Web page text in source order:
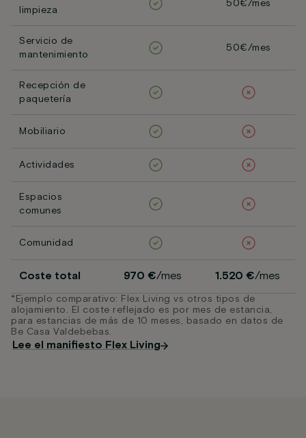
limpieza
50€/mes
Servicio de
mantenimiento
50€/mes
Recepción de
paquetería
Mobiliario
Actividades
Espacios
comunes
Comunidad
Coste total 970 €/mes 1.520 €/mes
*Ejemplo comparativo: Flex Living vs otros tipos de
alojamiento. El coste reflejado es por mes de estancia,
para estancias de más de 10 meses, basado en datos de
Be Casa Valdebebas.
Lee el manifiesto Flex Living